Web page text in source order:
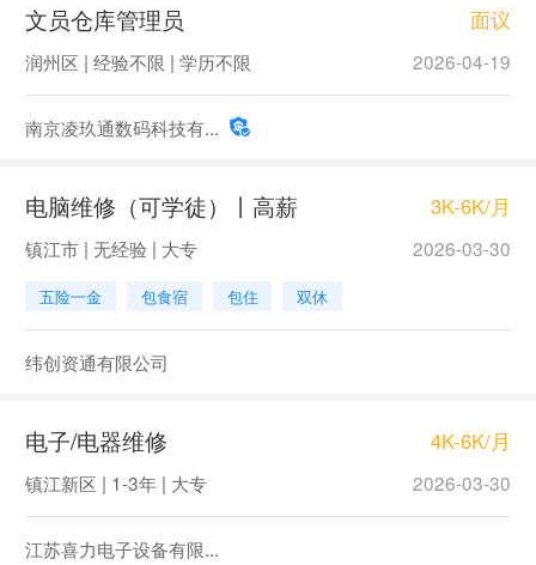
文员仓库管理员 面议
润州区 | 经验不限 | 学历不限 2026-04-19
南京凌玖通数码科技有...
电脑维修（可学徒）丨高薪 3K-6K/月
镇江市 | 无经验 | 大专 2026-03-30
五险一金 包食宿 包住 双休
纬创资通有限公司
电子/电器维修 4K-6K/月
镇江新区 | 1-3年 | 大专 2026-03-30
江苏喜力电子设备有限...